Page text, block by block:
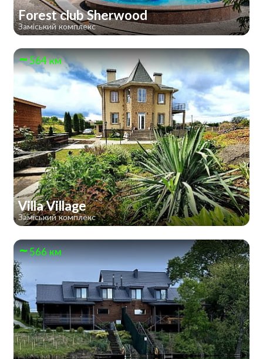
Forest club Sherwood
Заміський комплекс
564 км
Villa Village
Заміський комплекс
566 км